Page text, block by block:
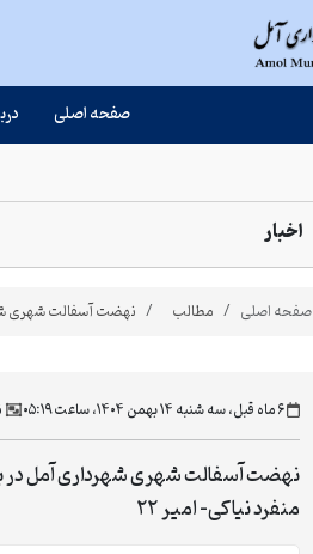
صفحه اصلی
اخبار
صفحه اصلی مطالب نهضت آسفالت شهری
‫۶ ماه قبل، سه شنبه ۱۴ بهمن ۱۴۰۴، ساعت ۰۵:۱۹
نهضت آسفالت شهری شهرداری آمل در
منفرد نیاکی- امیر ۲۲